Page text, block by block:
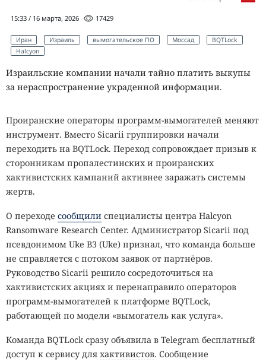
15:33 / 16 марта, 2026 17429
Иран Израиль вымогательское ПО Моссад
BQTLock
Halcyon
Израильские компании начали тайно платить выкупы
за нераспространение украденной информации.
Проиранские операторы программ-вымогателей меняют
инструмент. Вместо Sicarii группировки начали
переходить на BQTLock. Переход сопровождает призыв к
сторонникам пропалестинских и проиранских
хактивистских кампаний активнее заражать системы
жертв.
О переходе сообщили специалисты центра Halcyon
Ransomware Research Center. Администратор Sicarii под
псевдонимом Uke B3 (Uke) признал, что команда больше
не справляется с потоком заявок от партнёров.
Руководство Sicarii решило сосредоточиться на
хактивистских акциях и перенаправило операторов
программ-вымогателей к платформе BQTLock,
работающей по модели «вымогатель как услуга».
Команда BQTLock сразу объявила в Telegram бесплатный
доступ к сервису для хактивистов. Сообщение